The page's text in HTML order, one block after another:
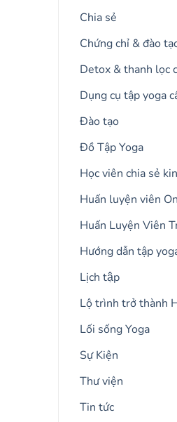
Chia sẻ
Chứng chỉ & đào
Detox & thanh lọc
Dụng cụ tập yoga
Đào tạo
Đồ Tập Yoga
Học viên chia sẻ
Huấn luyện viên
Huấn Luyện Viên
Hướng dẫn tập
Lịch tập
Lộ trình trở thành
Lối sống Yoga
Sự Kiện
Thư viện
Tin tức